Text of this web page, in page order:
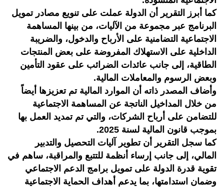
كما أبرز التقرير أن الدولة عملت على تنويع مصادر تمويل
البرنامج عبر مجموعة من الآليات، من بينها المساهمة
الاجتماعية التضامنية على الأرباح والدخول، والضريبة
الداخلية على الاستهلاك المفروضة على بعض المنتجات
الطاقية، إلى جانب عائدات الضرائب على عقود التأمين
وبعض الرسوم والمعاملات المالية.
وأضاف المصدر ذاته أن الموارد المالية تم تعزيزها أيضاً
من خلال المداخيل الناتجة عن المساهمة الاجتماعية
للتضامن على أرباح الشركات، والتي تم تمديد العمل بها
بموجب قانون المالية لسنة 2025.
كما سجل التقرير أن تطوير آليات التحصيل والتدبير
المالي، إلى جانب إرساء أنظمة للتتبع والمراقبة، ساهم في
تقوية قدرة الدولة على تمويل برامج الدعم الاجتماعي
وضمان استدامتها، بما يدعم أهداف الحماية الاجتماعية